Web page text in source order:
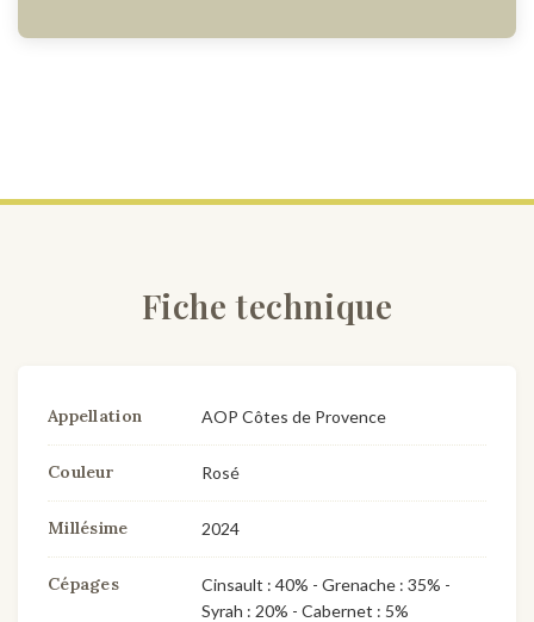
Fiche technique
Appellation AOP Côtes de Provence
Couleur Rosé
Millésime 2024
Cépages
Cinsault : 40% - Grenache : 35% -
Syrah : 20% - Cabernet : 5%